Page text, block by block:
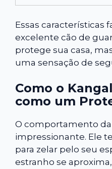
Essas características
excelente cão de
protege sua casa,
uma sensação de
Como o
como um
O comportamento
impressionante. Ele
para zelar pelo seu
estranho se